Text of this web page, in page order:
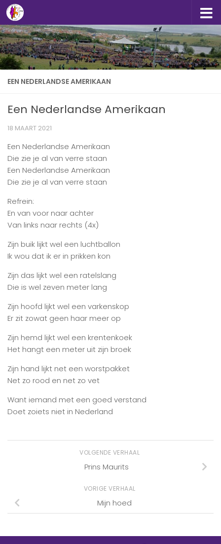
Doorgaan naar inhoud
EEN NEDERLANDSE AMERIKAAN
Een Nederlandse Amerikaan
18 MAART 2021
Een Nederlandse Amerikaan
Die zie je al van verre staan
Een Nederlandse Amerikaan
Die zie je al van verre staan
Refrein:
En van voor naar achter
Van links naar rechts (4x)
Zijn buik lijkt wel een luchtballon
Ik wou dat ik er in prikken kon
Zijn das lijkt wel een ratelslang
Die is wel zeven meter lang
Zijn hoofd lijkt wel een varkenskop
Er zit zowat geen haar meer op
Zijn hemd lijkt wel een krentenkoek
Het hangt een meter uit zijn broek
Zijn hand lijkt net een worstpakket
Net zo rood en net zo vet
Want iemand met een goed verstand
Doet zoiets niet in Nederland
VOLGENDE VERHAAL
Prins Maurits
VORIGE VERHAAL
Mijn hoed